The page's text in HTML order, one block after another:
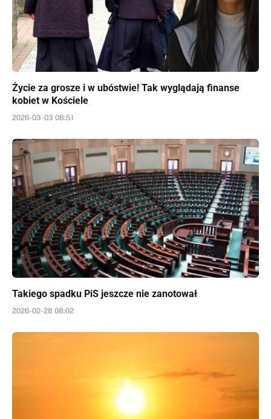
Życie za grosze i w ubóstwie! Tak wyglądają finanse
kobiet w Kościele
2026-03-03 08:51
Takiego spadku PiS jeszcze nie zanotował
2026-02-28 08:02